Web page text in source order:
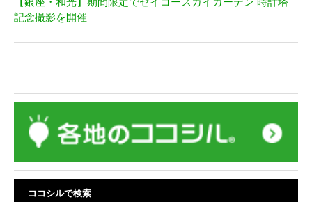
記念撮影を開催
ココシルで検索